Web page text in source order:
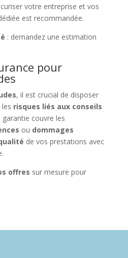
votre entreprise et vos
est recommandée.
: demandez une estimation
pour
, il est crucial de disposer
risques liés aux conseils
couvre les
ou dommages
de vos prestations avec
offres sur mesure pour